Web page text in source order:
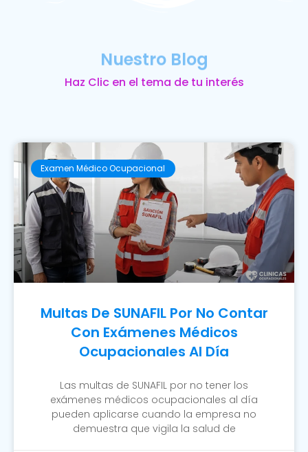
Nuestro Blog
Haz Clic en el tema de tu interés
Examen Médico Ocupacional
Multas De SUNAFIL Por No Contar
Con Exámenes Médicos
Ocupacionales Al Día
Las multas de SUNAFIL por no tener los
exámenes médicos ocupacionales al día
pueden aplicarse cuando la empresa no
demuestra que vigila la salud de